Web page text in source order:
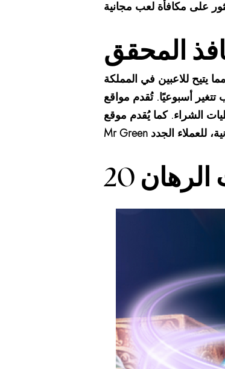
المحقق
يتيح للاعبين في المملكة
الألعاب تتغير أسبوعيًا. تُقدم مواقع
الشراء. كما يُقدم موقع